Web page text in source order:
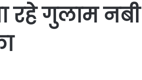
रहे गुलाम नबी